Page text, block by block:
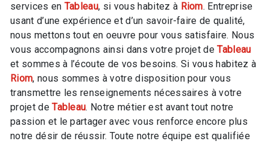
services en Tableau, si vous habitez à Riom. Entreprise
usant d’une expérience et d’un savoir-faire de qualité,
nous mettons tout en oeuvre pour vous satisfaire. Nous
vous accompagnons ainsi dans votre projet deTableau
et sommes à l’écoute de vos besoins. Si vous habitez à
Riom, nous sommes à votre disposition pour vous
transmettre les renseignements nécessaires à votre
projet deTableau. Notre métier est avant tout notre
passion et le partager avec vous renforce encore plus
notre désir de réussir. Toute notre équipe est qualifiée